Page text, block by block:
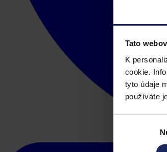
Tato
K
cookie.
tyto údaje
používáte